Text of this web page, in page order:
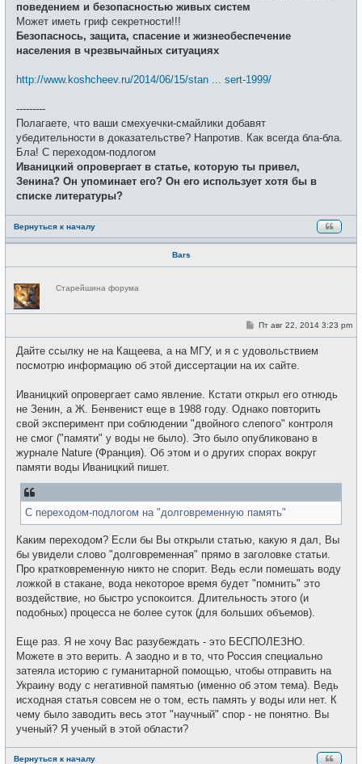
поведением и безопасностью живых систем
Может иметь гриф секретности!!!
Безопаснось, защита, спасение и жизнеобеспечение
населения в чрезвычайных ситуациях
http://www.koshcheev.ru/2014/06/15/stan ... sert-1999/
---------
Полагаете, что ваши смехуечки-смайлики добавят
убедительности в доказательстве? Напротив. Как всегда бла-бла.
Бла! С переходом-подлогом
Иваницкий опровергает в статье, которую ты привел,
Зенина? Он упоминает его? Он его использует хотя бы в
списке литературы?
Вернуться к началу
Bars
Н
е
в
с
и
Старейшина форума
С
б
щ
и
Пт авг 22, 2014 3:23 pm
Дайте ссылку не на Кащеева, а на МГУ, и я с удовольствием
посмотрю информацию об этой диссертации на их сайте.
Иваницкий опровергает само явление. Кстати открыл его отнюдь
не Зенин, а Ж. Бенвенист еще в 1988 году. Однако повторить
свой эксперимент при соблюдении "двойного слепого" контроля
не смог ("памяти" у воды не было). Это было опубликовано в
журнале Nature (Франция). Об этом и о других спорах вокруг
памяти воды Иваницкий пишет.
С переходом-подлогом на "долговременную память"
Каким переходом? Если бы Вы открыли статью, какую я дал, Вы
бы увидели слово "долговременная" прямо в заголовке статьи.
Про кратковременную никто не спорит. Ведь если помешать воду
ложкой в стакане, вода некоторое время будет "помнить" это
воздействие, но быстро успокоится. Длительность этого (и
подобных) процесса не более суток (для больших объемов).
Еще раз. Я не хочу Вас разубеждать - это БЕСПОЛЕЗНО.
Можете в это верить. А заодно и в то, что Россия специально
затеяла историю с гуманитарной помощью, чтобы отправить на
Украину воду с негативной памятью (именно об этом тема). Ведь
исходная статья совсем не о том, есть память у воды или нет. К
чему было заводить весь этот "научный" спор - не понятно. Вы
ученый? Я ученый в этой области?
Вернуться к началу